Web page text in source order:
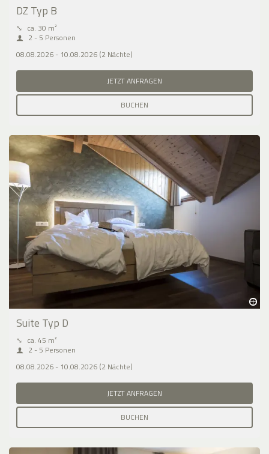
DZ Typ B
⤡ ca. 30 m²
2 - 5 Personen
08.08.2026 - 10.08.2026 (2 Nächte)
JETZT ANFRAGEN
BUCHEN
Suite Typ D
⤡ ca. 45 m²
2 - 5 Personen
08.08.2026 - 10.08.2026 (2 Nächte)
JETZT ANFRAGEN
BUCHEN